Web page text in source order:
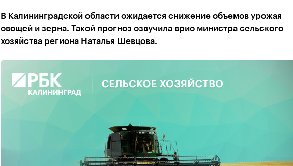
В Калининградской области ожидается снижение объемов урожая
овощей и зерна. Такой прогноз озвучила врио министра сельского
хозяйства региона Наталья Шевцова.